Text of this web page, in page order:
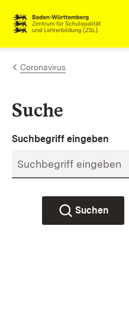
Zum Inhalt springen
Link zur Startseite
Coronavirus
Suche
Suchbegriff eingeben
Suchen